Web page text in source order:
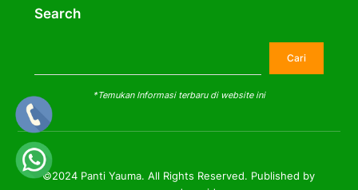
Search
Cari
*Temukan Informasi terbaru di website ini
©2024 Panti Yauma. All Rights Reserved. Published by